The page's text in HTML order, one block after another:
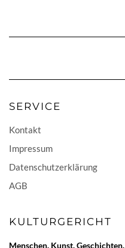
SERVICE
Kontakt
Impressum
Datenschutzerklärung
AGB
KULTURGERICHT
Menschen. Kunst. Geschichten.